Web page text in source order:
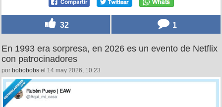
32 1
En 1993 era sorpresa, en 2026 es un evento de Netflix
con patrocinadores
por bobobobs el 14 may 2026, 10:23